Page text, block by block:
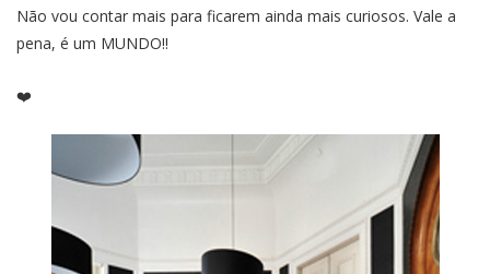
Não vou contar mais para ficarem ainda mais curiosos. Vale a
pena, é um MUNDO!!
❤️